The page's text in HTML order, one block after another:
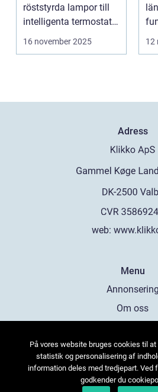
röststyrda lampor till
intelligenta termostater
och ...
16 november 2025 12
Adress
web:
Menu
Annonsering
Om oss
Kontakta
Sitemap
På vores website bruges cookies til
statistik og personalisering af
information deles med tredjepart. Ved
godkender du